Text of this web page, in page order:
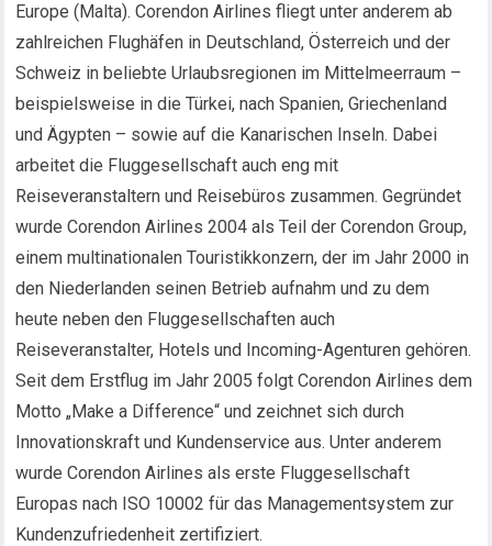
Europe (Malta). Corendon Airlines fliegt unter anderem ab
zahlreichen Flughäfen in Deutschland, Österreich und der
Schweiz in beliebte Urlaubsregionen im Mittelmeerraum –
beispielsweise in die Türkei, nach Spanien, Griechenland
und Ägypten – sowie auf die Kanarischen Inseln. Dabei
arbeitet die Fluggesellschaft auch eng mit
Reiseveranstaltern und Reisebüros zusammen. Gegründet
wurde Corendon Airlines 2004 als Teil der Corendon Group,
einem multinationalen Touristikkonzern, der im Jahr 2000 in
den Niederlanden seinen Betrieb aufnahm und zu dem
heute neben den Fluggesellschaften auch
Reiseveranstalter, Hotels und Incoming-Agenturen gehören.
Seit dem Erstflug im Jahr 2005 folgt Corendon Airlines dem
Motto „Make a Difference“ und zeichnet sich durch
Innovationskraft und Kundenservice aus. Unter anderem
wurde Corendon Airlines als erste Fluggesellschaft
Europas nach ISO 10002 für das Managementsystem zur
Kundenzufriedenheit zertifiziert.